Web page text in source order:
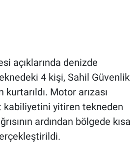
açıklarında denizde
4 kişi, Sahil Güvenlik
Motor arızası
kabiliyetini yitiren tekneden
ardından bölgede kısa